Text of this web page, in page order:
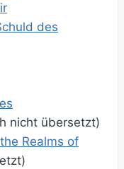
des
nicht übersetzt)
Realms of